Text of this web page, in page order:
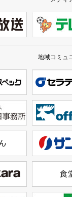
地域コミュ